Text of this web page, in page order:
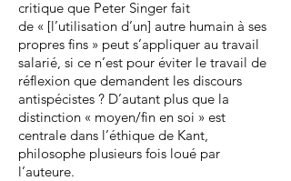
critique que Peter Singer fait
de « [l’utilisation d’un] autre humain à ses
propres fins » peut s’appliquer au travail
salarié, si ce n’est pour éviter le travail de
réflexion que demandent les discours
antispécistes ? D’autant plus que la
distinction « moyen/fin en soi » est
centrale dans l’éthique de Kant,
philosophe plusieurs fois loué par
l’auteure.